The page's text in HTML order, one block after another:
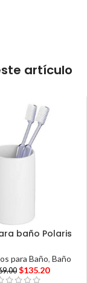
artículo
baño Polaris
para Baño,Baño
$135.20